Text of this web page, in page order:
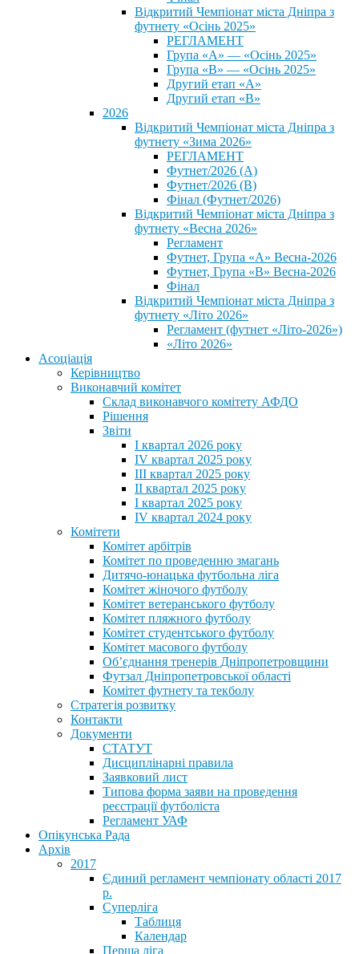
Відкритий Чемпіонат міста Дніпра з
футнету «Осінь 2025»
РЕГЛАМЕНТ
Група «А» — «Осінь 2025»
Група «В» — «Осінь 2025»
Другий етап «А»
Другий етап «В»
2026
Відкритий Чемпіонат міста Дніпра з
футнету «Зима 2026»
РЕГЛАМЕНТ
Футнет/2026 (А)
Футнет/2026 (В)
Фінал (Футнет/2026)
Відкритий Чемпіонат міста Дніпра з
футнету «Весна 2026»
Регламент
Футнет, Група «А» Весна-2026
Футнет, Група «В» Весна-2026
Фінал
Відкритий Чемпіонат міста Дніпра з
футнету «Літо 2026»
Регламент (футнет «Літо-2026»)
«Літо 2026»
Асоціація
Керівництво
Виконавчий комітет
Склад виконавчого комітету АФДО
Рішення
Звіти
I квартал 2026 року
IV квартал 2025 року
III квартал 2025 року
II квартал 2025 року
I квартал 2025 року
IV квартал 2024 року
Комітети
Комітет арбітрів
Комітет по проведенню змагань
Дитячо-юнацька футбольна ліга
Комітет жіночого футболу
Комітет ветеранського футболу
Комітет пляжного футболу
Комітет студентського футболу
Комітет масового футболу
Обʼєднання тренерів Дніпропетровщини
Футзал Дніпропетровської області
Комітет футнету та текболу
Стратегія розвитку
Контакти
Документи
СТАТУТ
Дисциплінарні правила
Заявковий лист
Типова форма заяви на проведення
реєстрації футболіста
Регламент УАФ
Опікунська Рада
Архів
2017
Єдиний регламент чемпіонату області 2017
р.
Суперліга
Таблиця
Календар
Перша ліга